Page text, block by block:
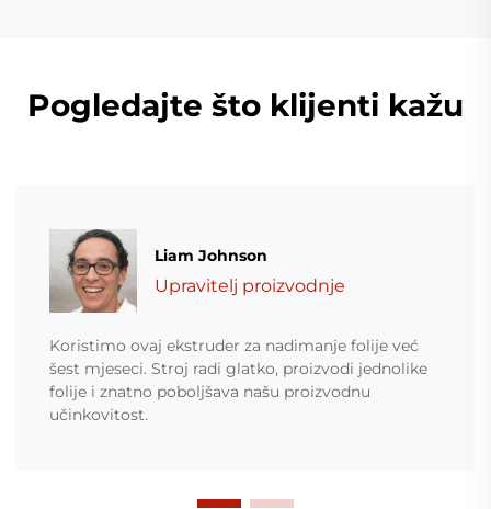
Pogledajte što klijenti kažu
Liam Johnson
Upravitelj proizvodnje
Koristimo ovaj ekstruder za nadimanje folije već
šest mjeseci. Stroj radi glatko, proizvodi jednolike
folije i znatno poboljšava našu proizvodnu
učinkovitost.